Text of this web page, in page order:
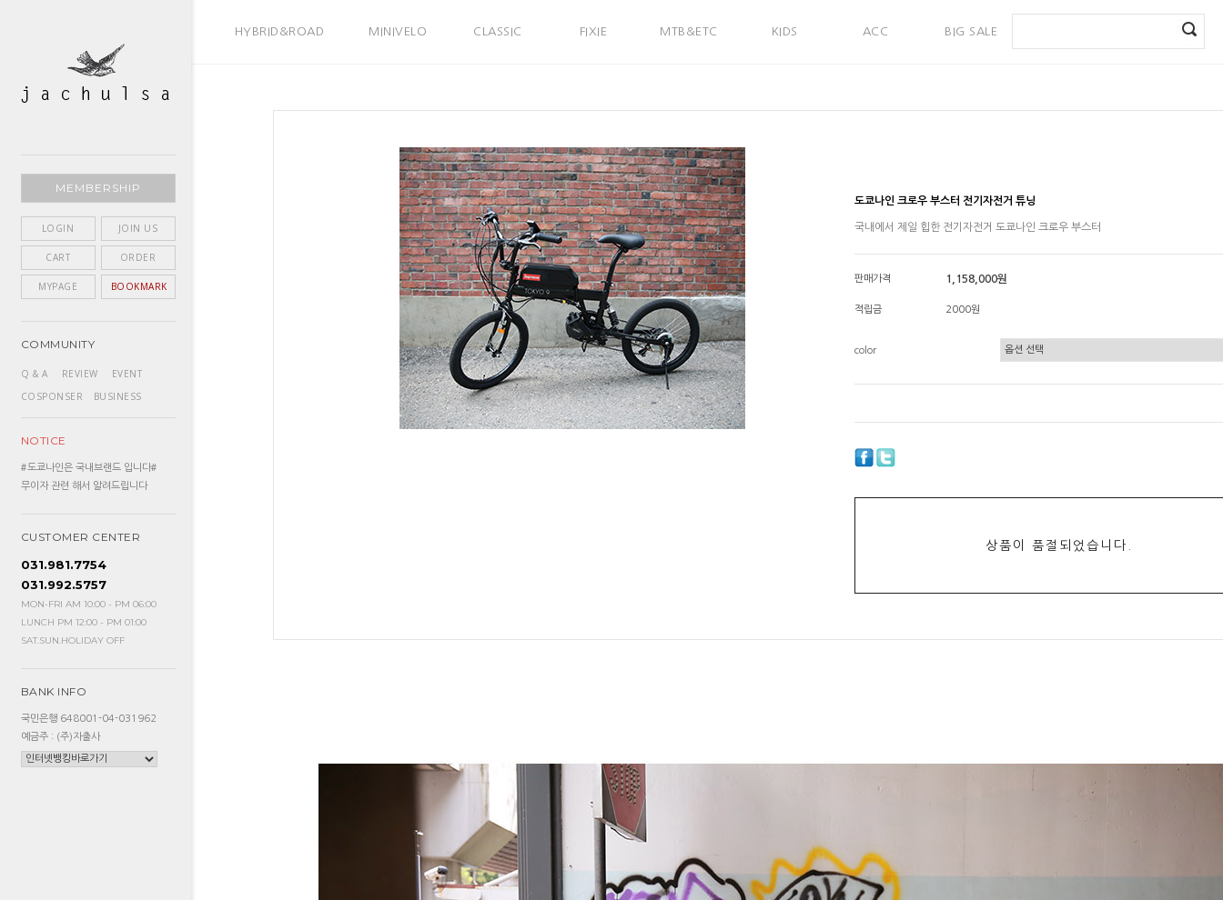
HYBRID&ROAD MINIVELO CLASSIC FIXIE MTB&ETC KIDS ACC BIG SALE
MEMBERSHIP
LOGIN JOIN US
CART ORDER
MYPAGE BOOKMARK
COMMUNITY
Q & A REVIEW
EVENT
COSPONSER
BUSINESS
NOTICE
#도쿄나인은 국내브랜드 입니다#
무이자 관련 해서 알려드립니다
CUSTOMER CENTER
031.981.7754
031.992.5757
MON-FRI AM 10:00 - PM 06:00
LUNCH PM 12:00 - PM 01:00
SAT.SUN.HOLIDAY OFF
BANK INFO
국민은행 648001-04-031962
예금주 : (주)자출사
도쿄나인 크로우 부스터 전기자전거 튜닝
국내에서 제일 힙한 전기자전거 도쿄나인 크로우 부스터
판매가격 1,158,000원
적립금 2000원
color
상품이 품절되었습니다.